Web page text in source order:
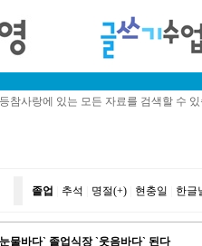
참사랑에 있는 모든 자료를 검색할 수
졸업 추석 명절(+) 현충일 한글
물바다` 졸업식장 `웃음바다` 된다